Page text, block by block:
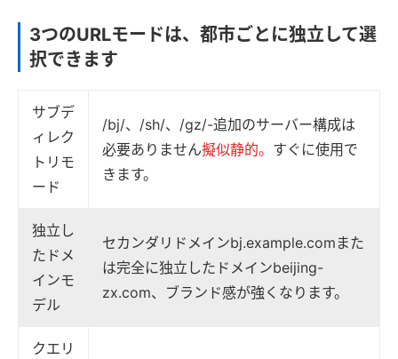
3つのURLモードは、都市ごとに独立して選
択できます
サブデ
ィレク
トリモ
ード
/bj/、/sh/、/gz/-追加のサーバー構成は
必要ありません擬似静的。 すぐに使用で
きます。
独立し
たドメ
インモ
デル
セカンダリドメインbj.example.comまた
は完全に独立したドメインbeijing-
zx.com、ブランド感が強くなります。
クエリ